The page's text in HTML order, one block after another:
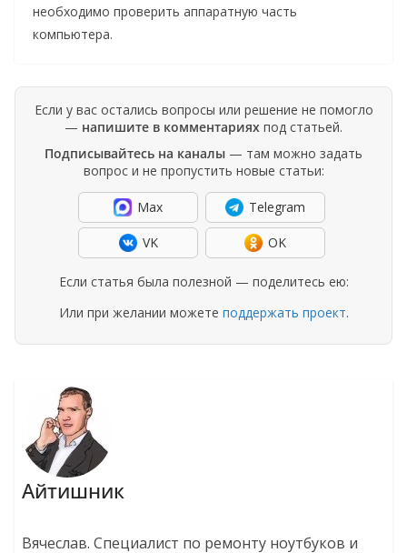
необходимо проверить аппаратную часть
компьютера.
Если у вас остались вопросы или решение не помогло
— напишите в комментариях под статьей.
Подписывайтесь на каналы — там можно задать
вопрос и не пропустить новые статьи:
Max Telegram
VK OK
Если статья была полезной — поделитесь ею:
Или при желании можете поддержать проект.
Айтишник
Вячеслав. Специалист по ремонту ноутбуков и